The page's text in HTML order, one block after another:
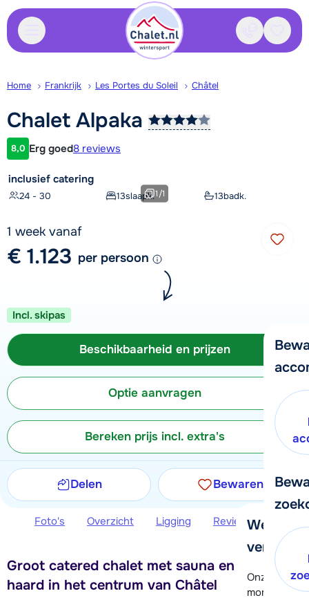
Contact
We
verder!
Onze
moment
Home Frankrijk Les Portes du Soleil Châtel
Chalet Alpaka
Klantwaardering
8,0 Erg goed8 reviews
inclusief catering
24 - 30 13slaapk. 13badk.
1/1
1 week vanaf
€ 1.123 per persoon
Incl. skipas
Beschikbaarheid en prijzen
Optie aanvragen
Bereken prijs incl. extra's
Delen Bewaren
Foto's Overzicht Ligging Reviews
Groot catered chalet met sauna en open
haard in het centrum van Châtel